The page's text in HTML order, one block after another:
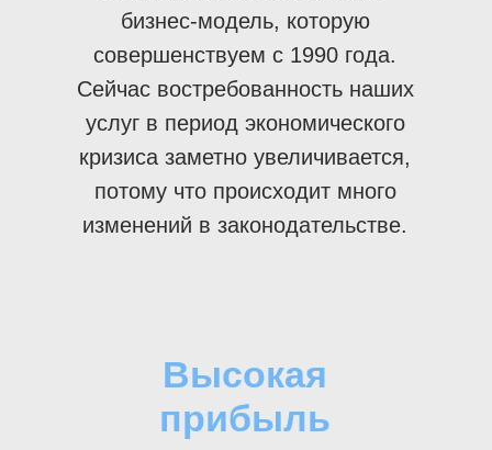
бизнес-модель, которую
совершенствуем с 1990 года.
Сейчас востребованность наших
услуг в период экономического
кризиса заметно увеличивается,
потому что происходит много
изменений в законодательстве.
Высокая
прибыль